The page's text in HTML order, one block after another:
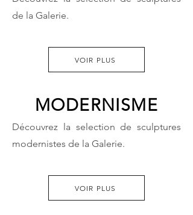
de la Galerie.
VOIR PLUS
MODERNISME
Découvrez la selection de sculptures
modernistes de la Galerie.
VOIR PLUS